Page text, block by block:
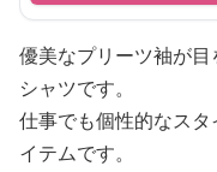
優美なプリーツ袖が
シャツです。
仕事でも個性的なス
イテムです。